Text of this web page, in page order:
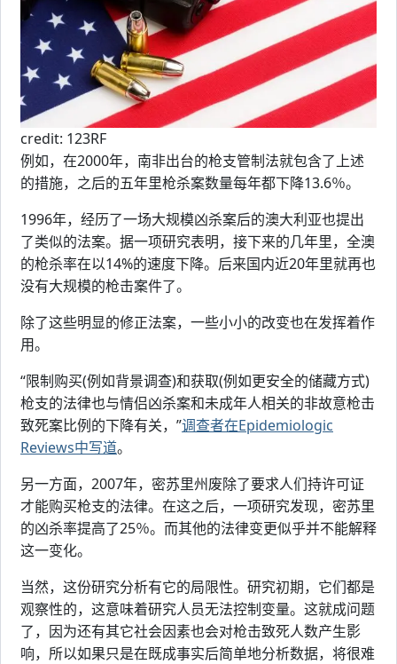
credit: 123RF
例如，在2000年，南非出台的枪支管制法就包含了上述
的措施，之后的五年里枪杀案数量每年都下降13.6％。
1996年，经历了一场大规模凶杀案后的澳大利亚也提出
了类似的法案。据一项研究表明，接下来的几年里，全澳
的枪杀率在以14%的速度下降。后来国内近20年里就再也
没有大规模的枪击案件了。
除了这些明显的修正法案，一些小小的改变也在发挥着作
用。
“限制购买(例如背景调查)和获取(例如更安全的储藏方式)
枪支的法律也与情侣凶杀案和未成年人相关的非故意枪击
致死案比例的下降有关，”调查者在Epidemiologic
Reviews中写道。
另一方面，2007年，密苏里州废除了要求人们持许可证
才能购买枪支的法律。在这之后，一项研究发现，密苏里
的凶杀率提高了25％。而其他的法律变更似乎并不能解释
这一变化。
当然，这份研究分析有它的局限性。研究初期，它们都是
观察性的，这意味着研究人员无法控制变量。这就成问题
了，因为还有其它社会因素也会对枪击致死人数产生影
响，所以如果只是在既成事实后简单地分析数据，将很难